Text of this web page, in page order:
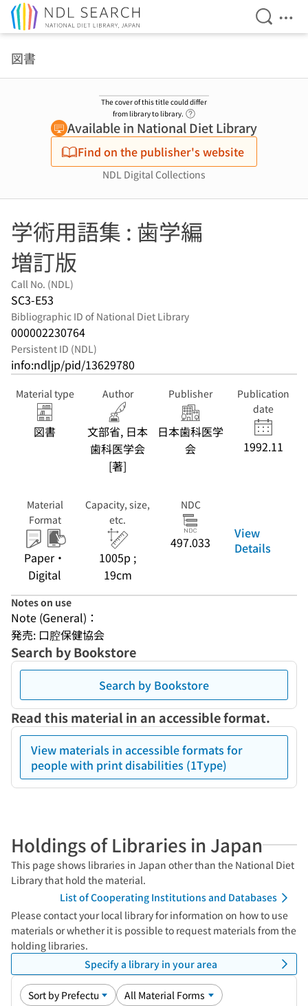
Open
図書
The cover of this title could differ
from library to library.
Available in National Diet Library
Find on the publisher's website
NDL Digital Collections
学術用語集 : 歯学編
増訂版
Call No. (NDL)
SC3-E53
Bibliographic ID of National Diet Library
000002230764
Persistent ID (NDL)
info:ndljp/pid/13629780
Material type
図書
Author
文部省, 日本
歯科医学会
[著]
Publisher
日本歯科医学
会
Publication
date
1992.11
Material
Format
Paper・
Digital
Capacity, size,
etc.
1005p ;
19cm
NDC
497.033
View
Details
Notes on use
Note (General)：
発売: 口腔保健協会
Search by Bookstore
Search by Bookstore
Read this material in an accessible format.
View materials in accessible formats for
people with print disabilities (1Type)
Holdings of Libraries in Japan
This page shows libraries in Japan other than the National Diet
Library that hold the material.
List of Cooperating Institutions and Databases
Please contact your local library for information on how to use
materials or whether it is possible to request materials from the
holding libraries.
Specify a library in your area